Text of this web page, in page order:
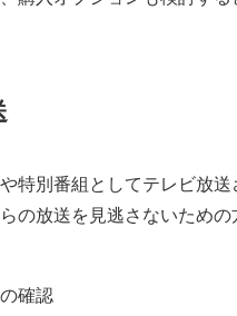
特別番組としてテレビ放送
の放送を見逃さないための
確認